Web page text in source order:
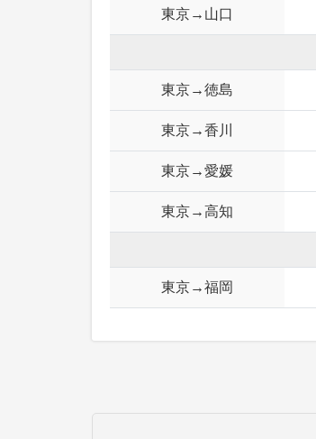
東京→山口
東京→徳島
東京→香川
東京→愛媛
東京→高知
東京→福岡